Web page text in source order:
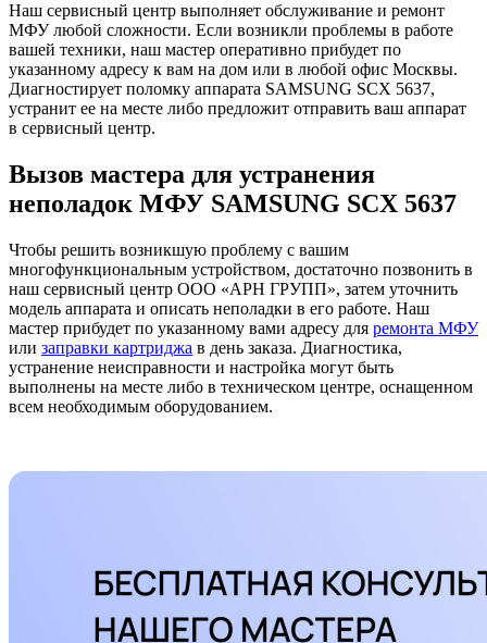
Наш сервисный центр выполняет обслуживание и ремонт
МФУ любой сложности. Если возникли проблемы в работе
вашей техники, наш мастер оперативно прибудет по
указанному адресу к вам на дом или в любой офис Москвы.
Диагностирует поломку аппарата SAMSUNG SCX 5637,
устранит ее на месте либо предложит отправить ваш аппарат
в сервисный центр.
Вызов мастера для устранения
неполадок МФУ SAMSUNG SCX 5637
Чтобы решить возникшую проблему с вашим
многофункциональным устройством, достаточно позвонить в
наш сервисный центр ООО «АРН ГРУПП», затем уточнить
модель аппарата и описать неполадки в его работе. Наш
мастер прибудет по указанному вами адресу для ремонта МФУ
или заправки картриджа в день заказа. Диагностика,
устранение неисправности и настройка могут быть
выполнены на месте либо в техническом центре, оснащенном
всем необходимым оборудованием.